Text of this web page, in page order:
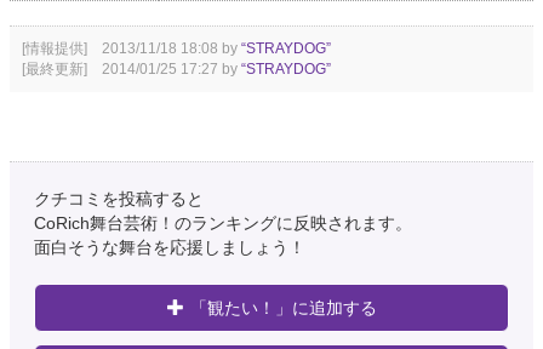
[情報提供] 2013/11/18 18:08 by “STRAYDOG”
[最終更新] 2014/01/25 17:27 by “STRAYDOG”
クチコミを投稿すると
CoRich舞台芸術！のランキングに反映されます。
面白そうな舞台を応援しましょう！
「観たい！」に追加する